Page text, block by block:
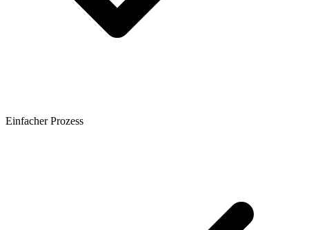
Einfacher Prozess